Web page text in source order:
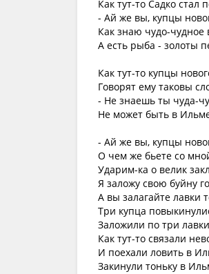
Как тут-то Садко стал
- Ай же вы, купцы
Как знаю чудо-чудное
А есть рыба - золоты
Как тут-то купцы
Говорят ему таковы
- Не знаешь ты чуда-
Не может быть в
- Ай же вы, купцы
О чем же бьете со
Ударим-ка о велик
Я заложу свою буйну
А вы залагайте лавки
Три купца
Заложили по три
Как тут-то связали
И поехали ловить в
Закинули тоньку в